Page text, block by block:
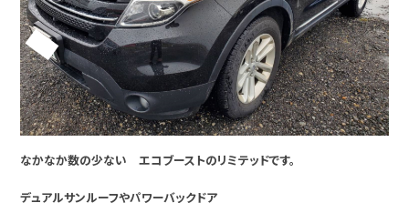
なかなか数の少ない エコブーストのリミテッドです。
デュアルサンルーフやパワーバックドア